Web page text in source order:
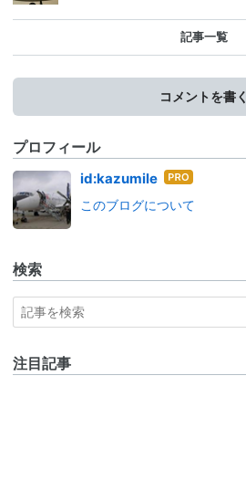
記事一覧
コメントを書く
プロフィール
id:kazumile はて
ログ
このブログについて
検索
注目記事